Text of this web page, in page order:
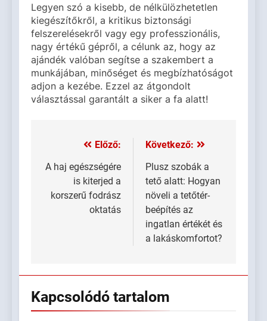
Legyen szó a kisebb, de nélkülözhetetlen
kiegészítőkről, a kritikus biztonsági
felszerelésekről vagy egy professzionális,
nagy értékű gépről, a célunk az, hogy az
ajándék valóban segítse a szakembert a
munkájában, minőséget és megbízhatóságot
adjon a kezébe. Ezzel az átgondolt
választással garantált a siker a fa alatt!
Bejegyzés
navigáció
Előző:
A haj egészségére
is kiterjed a
korszerű fodrász
oktatás
Következő:
Plusz szobák a
tető alatt: Hogyan
növeli a tetőtér-
beépítés az
ingatlan értékét és
a lakáskomfortot?
Kapcsolódó tartalom